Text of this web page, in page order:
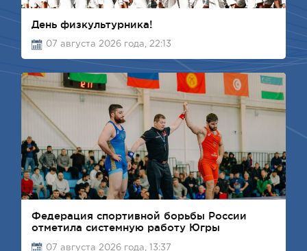
День физкультурника!
07 августа 2026 года, 22:13
Федерация спортивной борьбы России
отметила системную работу Югры
07 августа 2026 года, 13:37